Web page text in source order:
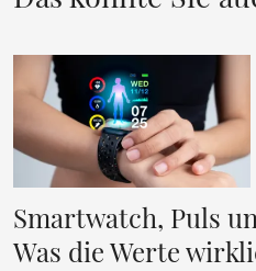
Smartwatch, Puls
Was die Werte